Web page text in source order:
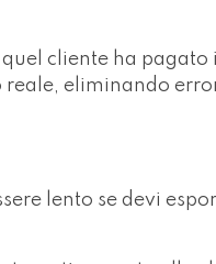
cliente ha pagato
eliminando
lento se devi